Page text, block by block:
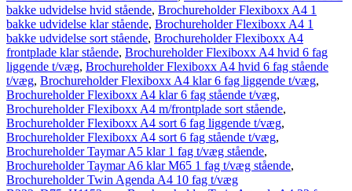
bakke udvidelse hvid stående, Brochureholder Flexiboxx A4 1
bakke udvidelse klar stående, Brochureholder Flexiboxx A4 1
bakke udvidelse sort stående, Brochureholder Flexiboxx A4
frontplade klar stående, Brochureholder Flexiboxx A4 hvid 6 fag
liggende t/væg, Brochureholder Flexiboxx A4 hvid 6 fag stående
t/væg, Brochureholder Flexiboxx A4 klar 6 fag liggende t/væg,
Brochureholder Flexiboxx A4 klar 6 fag stående t/væg,
Brochureholder Flexiboxx A4 m/frontplade sort stående,
Brochureholder Flexiboxx A4 sort 6 fag liggende t/væg,
Brochureholder Flexiboxx A4 sort 6 fag stående t/væg,
Brochureholder Taymar A5 klar 1 fag t/væg stående,
Brochureholder Taymar A6 klar M65 1 fag t/væg stående,
Brochureholder Twin Agenda A4 10 fag t/væg